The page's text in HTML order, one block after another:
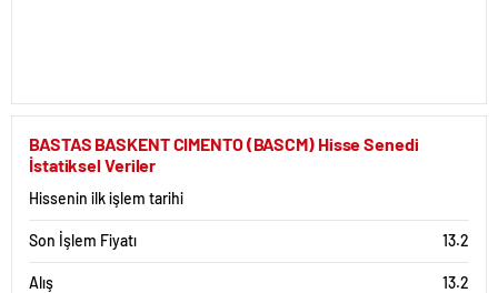
BASTAS BASKENT CIMENTO (BASCM) Hisse Senedi
İstatiksel Veriler
Hissenin ilk işlem tarihi
Son İşlem Fiyatı 13.2
Alış 13.2